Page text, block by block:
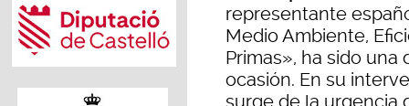
representante
Medio Ambiente,
Primas», ha sido
ocasión. En su